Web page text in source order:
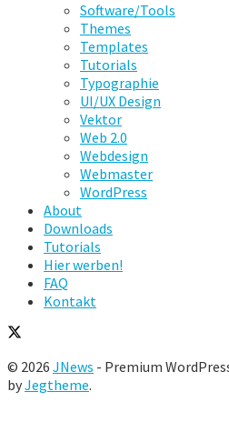
Software/Tools
Themes
Templates
Tutorials
Typographie
UI/UX Design
Vektor
Web 2.0
Webdesign
Webmaster
WordPress
About
Downloads
Tutorials
Hier werben!
FAQ
Kontakt
© 2026 JNews - Premium
byJegtheme.